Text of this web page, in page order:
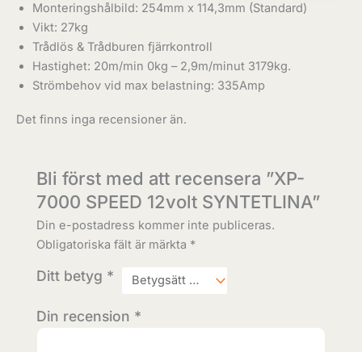
Monteringshålbild: 254mm x 114,3mm (Standard)
Vikt: 27kg
Trådlös & Trådburen fjärrkontroll
Hastighet: 20m/min 0kg – 2,9m/minut 3179kg.
Strömbehov vid max belastning: 335Amp
Det finns inga recensioner än.
Bli först med att recensera ”XP-
7000 SPEED 12volt SYNTETLINA”
Din e-postadress kommer inte publiceras.
Obligatoriska fält är märkta *
Ditt betyg *
Din recension *